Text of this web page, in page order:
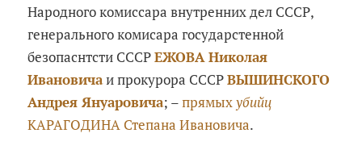
Народного комиссара внутренних дел СССР,
генерального комисара государстенной
безопаснтсти СССРЕЖОВА Николая
Ивановичаи прокурора СССРВЫШИНСКОГО
Андрея Януаровича; –прямыхубийц
КАРАГОДИНА Степана Ивановича.